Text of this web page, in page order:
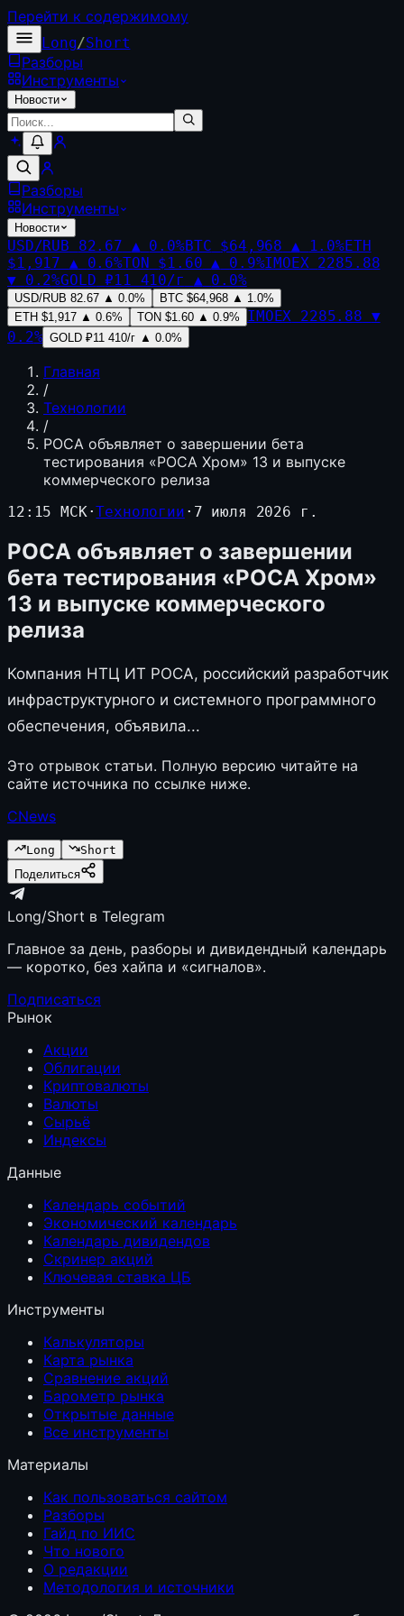
Перейти к содержимому
Long/Short
Разборы
Инструменты
Новости
Разборы
Инструменты
Новости
USD/RUB 82.67 ▲ 0.0%BTC $64,968 ▲ 1.0%ETH
$1,917 ▲ 0.6%TON $1.60 ▲ 0.9%IMOEX 2285.88
▼ 0.2%GOLD ₽11 410/г ▲ 0.0%
USD/RUB 82.67 ▲ 0.0% BTC $64,968 ▲ 1.0%
ETH $1,917 ▲ 0.6% TON $1.60 ▲ 0.9% IMOEX 2285.88 ▼
0.2% GOLD ₽11 410/г ▲ 0.0%
Главная
/
Технологии
/
РОСА объявляет о завершении бета
тестирования «РОСА Хром» 13 и выпуске
коммерческого релиза
12:15 МСК·Технологии · 7 июля 2026 г.
РОСА объявляет о завершении
бета тестирования «РОСА Хром»
13 и выпуске коммерческого
релиза
Компания НТЦ ИТ РОСА, российский разработчик
инфраструктурного и системного программного
обеспечения, объявила...
Это отрывок статьи. Полную версию читайте на
сайте источника по ссылке ниже.
CNews
Long
Short
Поделиться
Long/Short в Telegram
Главное за день, разборы и дивидендный календарь
— коротко, без хайпа и «сигналов».
Подписаться
Рынок
Акции
Облигации
Криптовалюты
Валюты
Сырьё
Индексы
Данные
Календарь событий
Экономический календарь
Календарь дивидендов
Скринер акций
Ключевая ставка ЦБ
Инструменты
Калькуляторы
Карта рынка
Сравнение акций
Барометр рынка
Открытые данные
Все инструменты
Материалы
Как пользоваться сайтом
Разборы
Гайд по ИИС
Что нового
О редакции
Методология и источники